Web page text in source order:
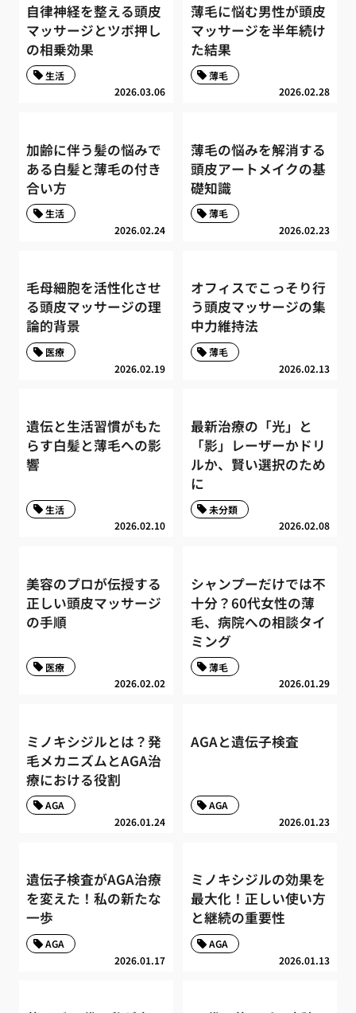
自律神経を整える頭皮
マッサージとツボ押し
の相乗効果
2026.03.06
生活
薄毛に悩む男性が頭皮
マッサージを半年続け
た結果
2026.02.28
薄毛
加齢に伴う髪の悩みで
ある白髪と薄毛の付き
合い方
2026.02.24
生活
薄毛の悩みを解消する
頭皮アートメイクの基
礎知識
2026.02.23
薄毛
毛母細胞を活性化させ
る頭皮マッサージの理
論的背景
2026.02.19
医療
オフィスでこっそり行
う頭皮マッサージの集
中力維持法
2026.02.13
薄毛
遺伝と生活習慣がもた
らす白髪と薄毛への影
響
2026.02.10
生活
最新治療の「光」と
「影」レーザーかドリ
ルか、賢い選択のため
に
2026.02.08
未分類
美容のプロが伝授する
正しい頭皮マッサージ
の手順
2026.02.02
医療
シャンプーだけでは不
十分？60代女性の薄
毛、病院への相談タイ
ミング
2026.01.29
薄毛
ミノキシジルとは？発
毛メカニズムとAGA治
療における役割
2026.01.24
AGA
AGAと遺伝子検査
2026.01.23
AGA
遺伝子検査がAGA治療
を変えた！私の新たな
一歩
2026.01.17
AGA
ミノキシジルの効果を
最大化！正しい使い方
と継続の重要性
2026.01.13
AGA